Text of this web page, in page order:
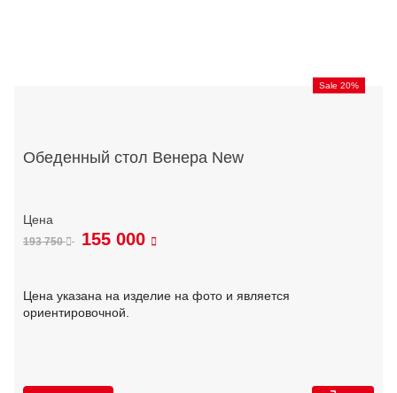
Sale 20%
Обеденный стол Венера New
193 750 155 000
Цена указана на изделие на фото и является
ориентировочной.